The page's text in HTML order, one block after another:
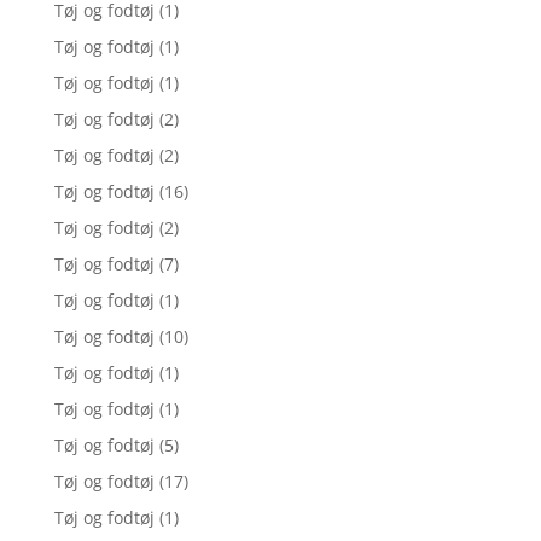
Tøj og fodtøj (1)
Tøj og fodtøj (1)
Tøj og fodtøj (1)
Tøj og fodtøj (2)
Tøj og fodtøj (2)
Tøj og fodtøj (16)
Tøj og fodtøj (2)
Tøj og fodtøj (7)
Tøj og fodtøj (1)
Tøj og fodtøj (10)
Tøj og fodtøj (1)
Tøj og fodtøj (1)
Tøj og fodtøj (5)
Tøj og fodtøj (17)
Tøj og fodtøj (1)